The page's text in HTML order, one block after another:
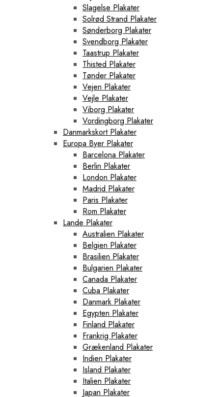
Slagelse Plakater
Solrød Strand Plakater
Sønderborg Plakater
Svendborg Plakater
Taastrup Plakater
Thisted Plakater
Tønder Plakater
Vejen Plakater
Vejle Plakater
Viborg Plakater
Vordingborg Plakater
Danmarkskort Plakater
Europa Byer Plakater
Barcelona Plakater
Berlin Plakater
London Plakater
Madrid Plakater
Paris Plakater
Rom Plakater
Lande Plakater
Australien Plakater
Belgien Plakater
Brasilien Plakater
Bulgarien Plakater
Canada Plakater
Cuba Plakater
Danmark Plakater
Egypten Plakater
Finland Plakater
Frankrig Plakater
Grækenland Plakater
Indien Plakater
Island Plakater
Italien Plakater
Japan Plakater